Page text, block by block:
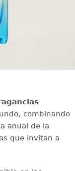
combinando
anual de la
que invitan a